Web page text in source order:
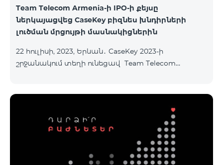
Team Telecom Armenia-ի IPO-ի քեյսը
ներկայացվեց CaseKey բիզնես խնդիրների
լուծման մրցույթի մասնակիցներին
22 հուլիսի, 2023, Երևան․ CaseKey 2023-ի
շրջանակում տեղի ունեցավ Team Telecom
երիտասարդներ ծանոթացան առաջնային
հրապարակային տեղաբաշխման բոլոր
մանրամասներին ու թիմերին տրամադրվեց
ընկերության զարգացման ռազմավարական
խնդիրը։ Լուծումներ առաջարկելու համար թիմերն